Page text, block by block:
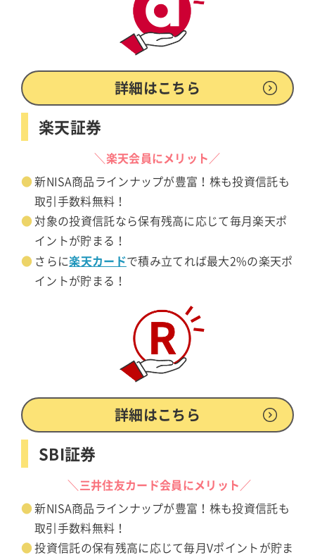
詳細はこちら
楽天証券
＼楽天会員にメリット／
新NISA商品ラインナップが豊富！株も投資信託も
取引手数料無料！
対象の投資信託なら保有残高に応じて毎月楽天ポ
イントが貯まる！
さらに楽天カードで積み立てれば最大2%の楽天ポ
イントが貯まる！
詳細はこちら
SBI証券
＼三井住友カード会員にメリット／
新NISA商品ラインナップが豊富！株も投資信託も
取引手数料無料！
投資信託の保有残高に応じて毎月Vポイントが貯ま